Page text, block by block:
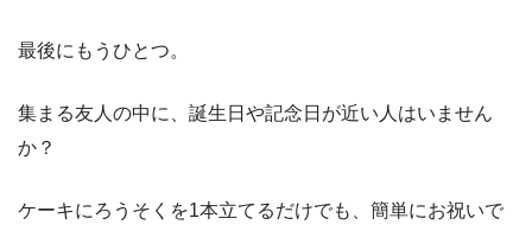
最後にもうひとつ。
集まる友人の中に、誕生日や記念日が近い人はいません
か？
ケーキにろうそくを1本立てるだけでも、簡単にお祝いで